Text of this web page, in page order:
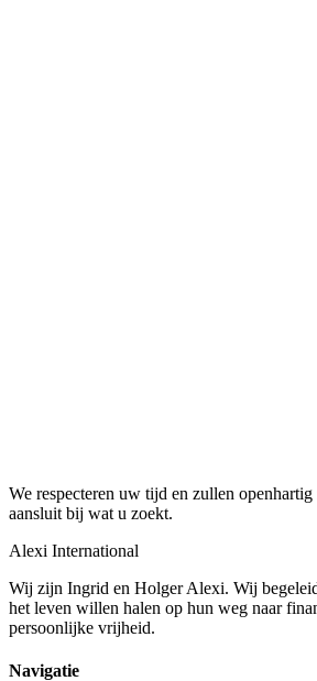
We respecteren uw tijd en zullen
aansluit bij wat u zoekt.
Alexi International
Wij zijn Ingrid en Holger Alexi. Wij
het leven willen halen op hun weg naar
persoonlijke vrijheid.
Navigatie